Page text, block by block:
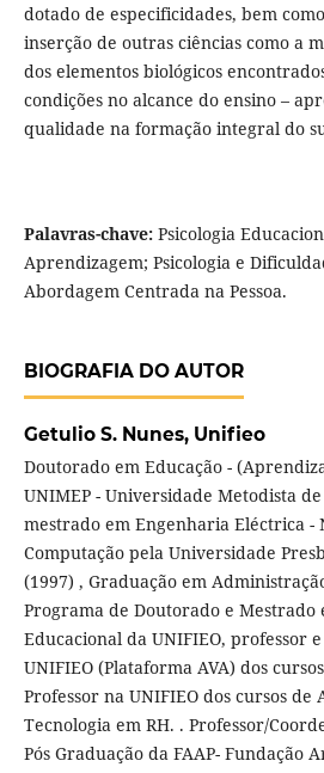
dotado de especificidades, bem
inserção de outras ciências como a
dos elementos biológicos
condições no alcance do ensino –
qualidade na formação integral do
Palavras-chave:Psicologia
Aprendizagem; Psicologia e
Abordagem Centrada na Pessoa.
BIOGRAFIA DO AUTOR
Getulio S. Nunes, Unifieo
Doutorado em Educação -
UNIMEP - Universidade Metodista
mestrado em Engenharia Eléctrica -
Computação pela Universidade
(1997) , Graduação em
Programa de Doutorado e Mestrado
Educacional da UNIFIEO, professor
UNIFIEO (Plataforma AVA) dos
Professor na UNIFIEO dos cursos de
Tecnologia em RH. . Professor/
Pós Graduação da FAAP- Fundação